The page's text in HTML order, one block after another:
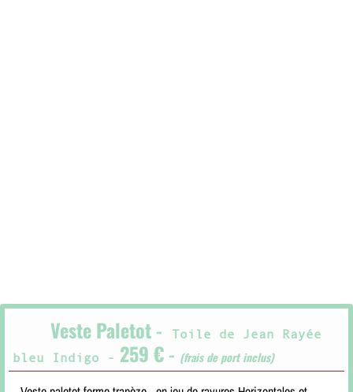
Veste Paletot -
Toile de Jean Rayée
bleu Indigo - 259 € - (frais de port inclus)